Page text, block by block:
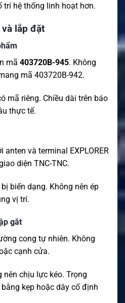
trí hệ thống linh hoạt hơn.
lắp đặt
mã 403720B-945. Không
mã 403720B-942.
mã riêng. Chiều dài trên báo
thực tế.
và terminal EXPLORER
diện TNC-TNC.
biến dạng. Không nên ép
vị trí.
gắt
cong tự nhiên. Không
cạnh cửa.
nên chịu lực kéo. Trọng
kẹp hoặc dây cố định